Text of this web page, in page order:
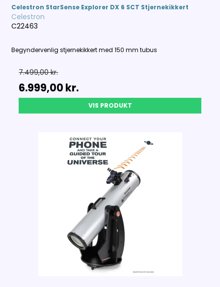
Celestron StarSense Explorer DX 6 SCT Stjernekikkert
Celestron
C22463
Begyndervenlig stjernekikkert med 150 mm tubus
7.499,00 kr.
6.999,00 kr.
VIS PRODUKT